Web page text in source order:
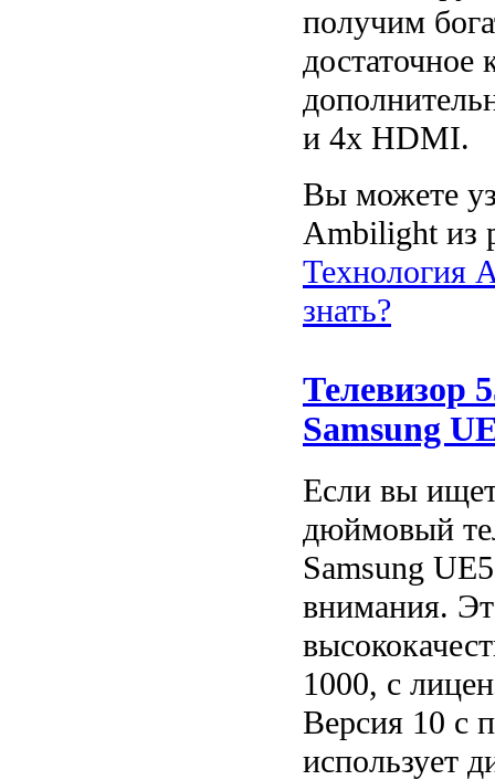
получим
достаточное
и 4x HDMI.
Вы можете
Ambilight из
Технология
знать?
Телевизор
Samsung
Если вы
дюймовый
Samsung
внимания.
1000, с
Версия 10 с
использует